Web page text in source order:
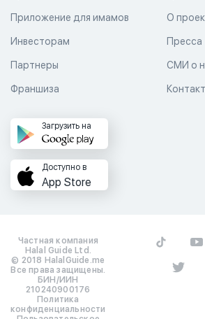
Приложение для имамов О
Пресса
СМИ о
Инвесторам
Партнеры
Франшиза
Загрузить на
Доступно в
App Store
Частная компания
Halal Guide Ltd.
© 2018 HalalGuide.me
Все права защищены.
БИН/ИИН
210240900176
Политика
конфиденциальности